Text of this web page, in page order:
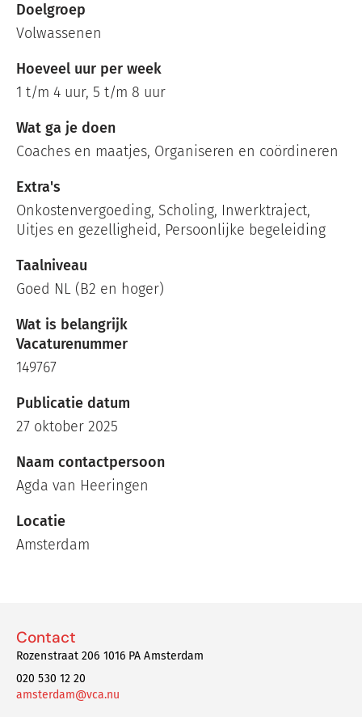
Doelgroep
Volwassenen
Hoeveel uur per week
1 t/m 4 uur, 5 t/m 8 uur
Wat ga je doen
Coaches en maatjes, Organiseren en coördineren
Extra's
Onkostenvergoeding, Scholing, Inwerktraject,
Uitjes en gezelligheid, Persoonlijke begeleiding
Taalniveau
Goed NL (B2 en hoger)
Wat is belangrijk
Vacaturenummer
149767
Publicatie datum
27 oktober 2025
Naam contactpersoon
Agda van Heeringen
Locatie
Amsterdam
Contact
Rozenstraat 206 1016 PA Amsterdam
020 530 12 20
amsterdam@vca.nu